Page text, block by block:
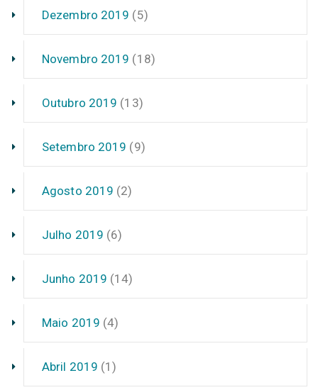
Dezembro 2019 (5)
Novembro 2019 (18)
Outubro 2019 (13)
Setembro 2019 (9)
Agosto 2019 (2)
Julho 2019 (6)
Junho 2019 (14)
Maio 2019 (4)
Abril 2019 (1)